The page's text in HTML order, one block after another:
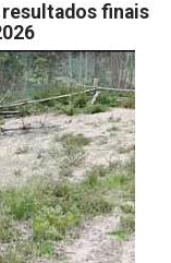
resultados finais